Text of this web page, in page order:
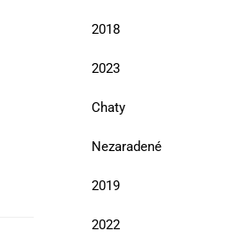
2018
2023
Chaty
Nezaradené
2019
2022